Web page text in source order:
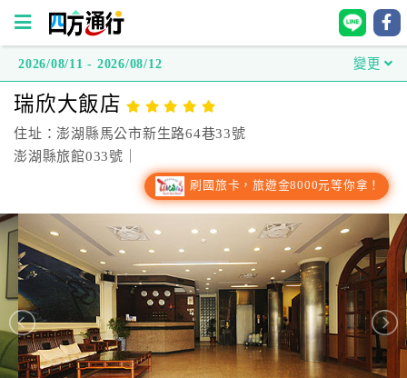
方
通
行
台
灣
訂
房
2026/08/11 - 2026/08/12 變更
瑞欣大飯店
住址：澎湖縣馬公市新生路64巷33號
澎湖縣旅館033號｜
刷國旅卡，旅遊金8000元等你拿！